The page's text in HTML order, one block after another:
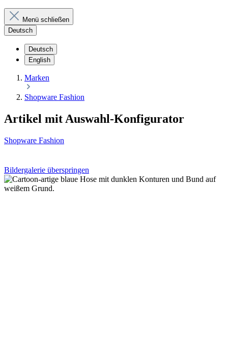
Menü schließen
Deutsch
Deutsch
English
Marken
Shopware Fashion
Artikel mit Auswahl-Konfigurator
Shopware Fashion
Bildergalerie überspringen